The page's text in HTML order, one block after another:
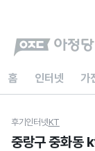
홈 인터넷 가
후기 인터넷KT
중랑구 중화동